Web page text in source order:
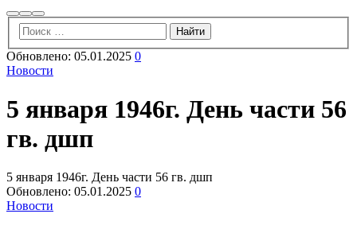
НайтиБольше
информации
Главное
меню
Обновлено: 05.01.2025 0
Новости
5 января 1946г. День части 56
гв. дшп
5 января 1946г. День части 56 гв. дшп
Обновлено: 05.01.2025 0
Новости